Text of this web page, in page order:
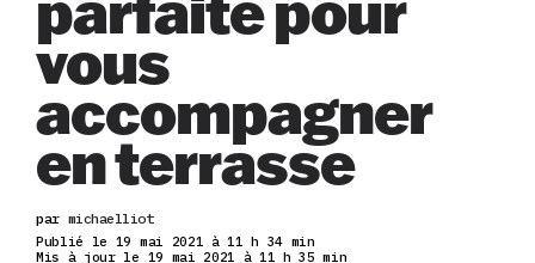
vous
accompagner
en terrasse
par michaelliot
Publié le 19 mai 2021 à 11 h 34 min
Mis à jour le 19 mai 2021 à 11 h 35 min